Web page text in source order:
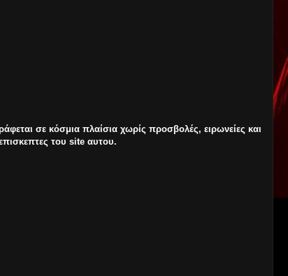
σε κόσμια πλαίσια χωρίς προσβολές, ειρωνείες και
του site αυτου.